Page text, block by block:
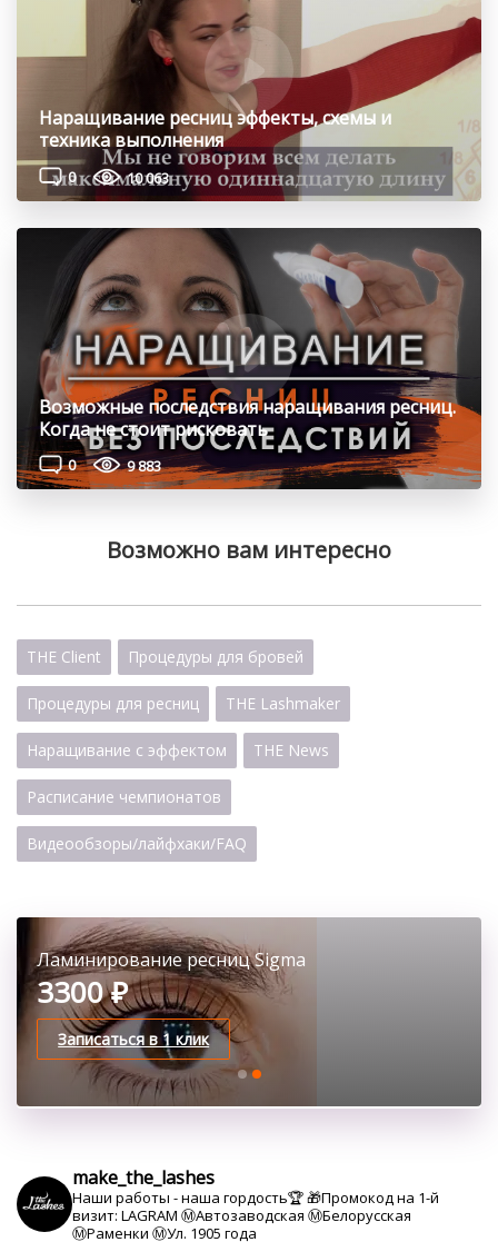
Наращивание ресниц эффекты, схемы и
техника выполнения
0 10 063
Возможные последствия наращивания ресниц.
Когда не стоит рисковать
0 9 883
Возможно вам интересно
THE Client Процедуры для бровей
Процедуры для ресниц THE Lashmaker
Наращивание с эффектом THE News
Расписание чемпионатов
Видеообзоры/лайфхаки/FAQ
Ботокс ресниц
4100 ₽
Записаться в 1 клик
Ламинирование ресниц Sigma
3300 ₽
Записаться в 1 клик
make_the_lashes
Наши работы - наша гордость🏆🎁Промокод на 1-й
визит: LAGRAM Ⓜ️Автозаводская Ⓜ️Белорусская
Ⓜ️Раменки Ⓜ️Ул. 1905 года